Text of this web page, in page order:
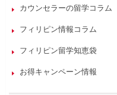
カウンセラーの留学コラム
フィリピン情報コラム
フィリピン留学知恵袋
お得キャンペーン情報